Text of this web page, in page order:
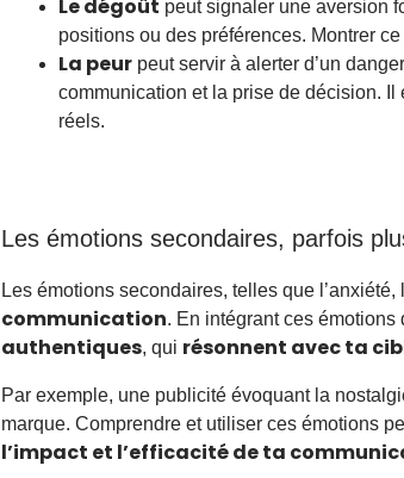
Le dégoût peut signaler une aversion
positions ou des préférences. Montrer
La peur peut servir à alerter d’un
communication et la prise de décision.
réels.
Les émotions secondaires, parfois
Les émotions secondaires, telles que
communication. En intégrant ces
authentiques, qui résonnent avec ta
Par exemple, une publicité évoquant la
marque. Comprendre et utiliser ces émotions
l’impact et l’efficacité de ta